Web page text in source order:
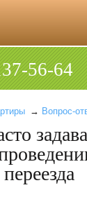
56-64
→ Вопрос-